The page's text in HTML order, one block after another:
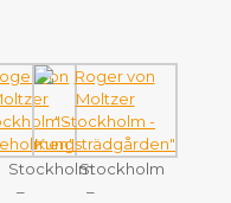
Stockholm
–
Stockholm
–